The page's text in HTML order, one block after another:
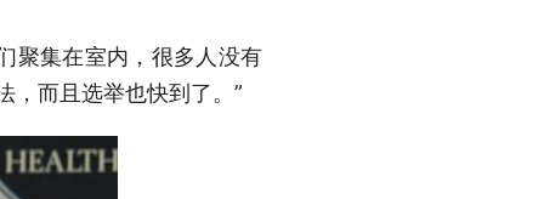
聚集在室内，很多人没有
，而且选举也快到了。”